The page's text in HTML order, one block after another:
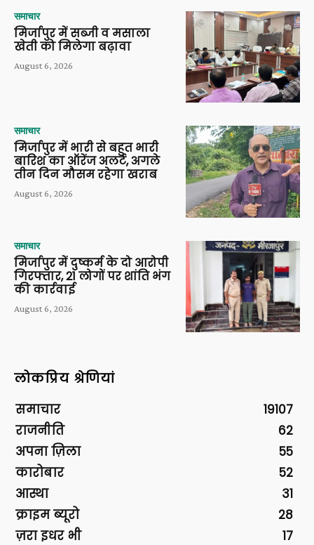
समाचार
मिर्जापुर में सब्जी व मसाला
खेती को मिलेगा बढ़ावा
August 6, 2026
समाचार
मिर्जापुर में भारी से बहुत भारी
बारिश का ऑरेंज अलर्ट, अगले
तीन दिन मौसम रहेगा खराब
August 6, 2026
समाचार
मिर्जापुर में दुष्कर्म के दो आरोपी
गिरफ्तार, 21 लोगों पर शांति भंग
की कार्रवाई
August 6, 2026
लोकप्रिय श्रेणियां
समाचार
19107
राजनीति
62
अपना ज़िला
55
कारोबार
52
आस्था
31
क्राइम ब्यूरो
28
ज़रा इधर भी
17